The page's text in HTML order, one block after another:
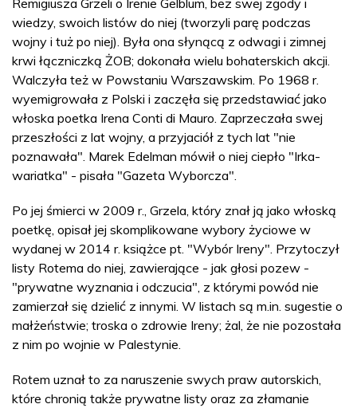
Remigiusza Grzeli o Irenie Gelblum, bez swej zgody i
wiedzy, swoich listów do niej (tworzyli parę podczas
wojny i tuż po niej). Była ona słynącą z odwagi i zimnej
krwi łączniczką ŻOB; dokonała wielu bohaterskich akcji.
Walczyła też w Powstaniu Warszawskim. Po 1968 r.
wyemigrowała z Polski i zaczęła się przedstawiać jako
włoska poetka Irena Conti di Mauro. Zaprzeczała swej
przeszłości z lat wojny, a przyjaciół z tych lat "nie
poznawała". Marek Edelman mówił o niej ciepło "Irka-
wariatka" - pisała "Gazeta Wyborcza".
Po jej śmierci w 2009 r., Grzela, który znał ją jako włoską
poetkę, opisał jej skomplikowane wybory życiowe w
wydanej w 2014 r. książce pt. "Wybór Ireny". Przytoczył
listy Rotema do niej, zawierające - jak głosi pozew -
"prywatne wyznania i odczucia", z którymi powód nie
zamierzał się dzielić z innymi. W listach są m.in. sugestie o
małżeństwie; troska o zdrowie Ireny; żal, że nie pozostała
z nim po wojnie w Palestynie.
Rotem uznał to za naruszenie swych praw autorskich,
które chronią także prywatne listy oraz za złamanie